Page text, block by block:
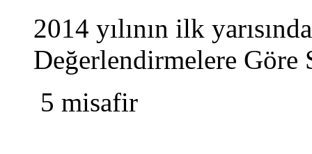
2014 yılının ilk
Değerlendirmelere Göre
5 misafir